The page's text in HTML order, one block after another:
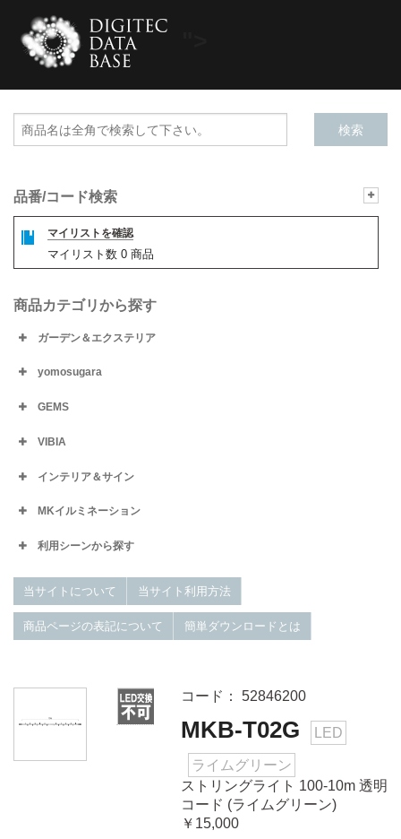
品番/コード検索
マイリストを確認
マイリスト数 0 商品
商品カテゴリから探す
ガーデン＆エクステリア
yomosugara
GEMS
VIBIA
インテリア＆サイン
MKイルミネーション
利用シーンから探す
当サイトについて 当サイト利用方法
商品ページの表記について 簡単ダウンロードとは
コード： 52846200
MKB-T02G LED
ライムグリーン
ストリングライト 100-10m 透明
コード (ライムグリーン)
￥15,000